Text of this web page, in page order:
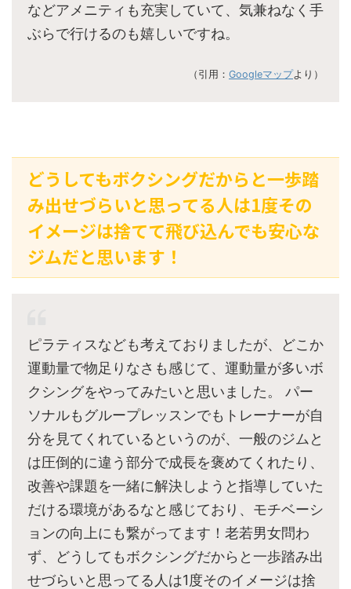
などアメニティも充実していて、気兼ねなく手
ぶらで行けるのも嬉しいですね。
（引用： Googleマップより）
どうしてもボクシングだからと一歩踏
み出せづらいと思ってる人は1度その
イメージは捨てて飛び込んでも安心な
ジムだと思います！
ピラティスなども考えておりましたが、どこか
運動量で物足りなさも感じて、運動量が多いボ
クシングをやってみたいと思いました。 パー
ソナルもグループレッスンでもトレーナーが自
分を見てくれているというのが、一般のジムと
は圧倒的に違う部分で成長を褒めてくれたり、
改善や課題を一緒に解決しようと指導していた
だける環境があるなと感じており、モチベーシ
ョンの向上にも繋がってます！老若男女問わ
ず、どうしてもボクシングだからと一歩踏み出
せづらいと思ってる人は1度そのイメージは捨